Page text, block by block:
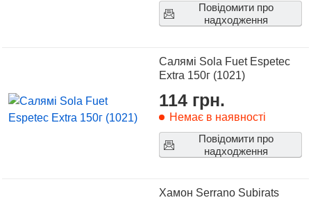
Повідомити про
надходження
Салямі Sola Fuet Espetec
Extra 150г (1021)
114 грн.
Немає в наявності
Повідомити про
надходження
Хамон Serrano Subirats